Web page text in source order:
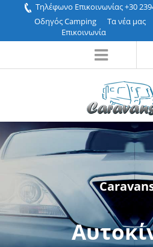
Τηλέφωνο Επικοινωνίας +30
Οδηγός Camping
Τα νέα μας
Επικοινωνία